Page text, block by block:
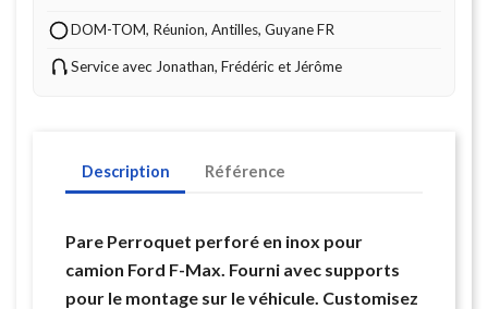
DOM-TOM, Réunion, Antilles, Guyane FR
Service avec Jonathan, Frédéric et Jérôme
Description Référence
Pare Perroquet perforé en inox pour
camion Ford F-Max. Fourni avec supports
pour le montage sur le véhicule. Customisez